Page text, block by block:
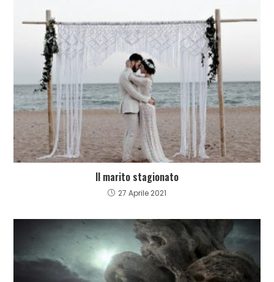
Il marito stagionato
27 Aprile 2021